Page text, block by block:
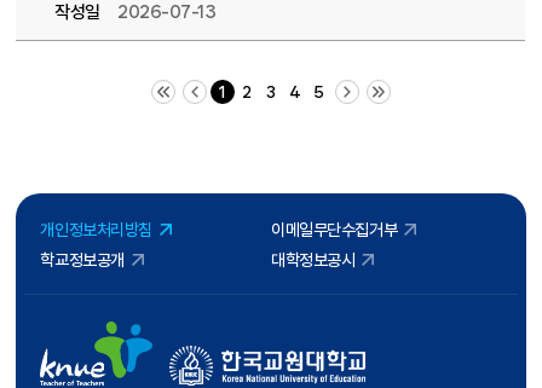
작성일
2026-07-13
처음 페이지 이전 10 페이지
1 2 3 4 5
다음 10 페이지 끝 페이지
개인정보처리방침
이메일무단수집거부
학교정보공개
대학정보공시